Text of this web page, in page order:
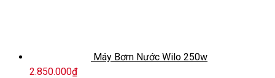
Máy Bơm Nước Wilo 250w
2.850.000₫